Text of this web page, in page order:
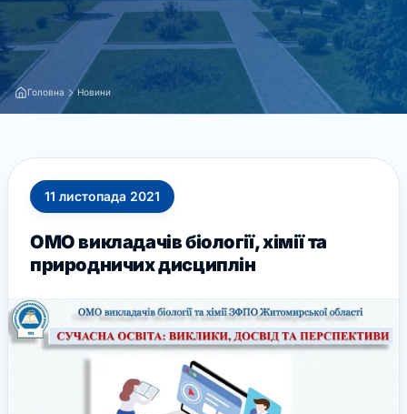
Головна Новини
11 листопада 2021
ОМО викладачів біології, хімії та
природничих дисциплін